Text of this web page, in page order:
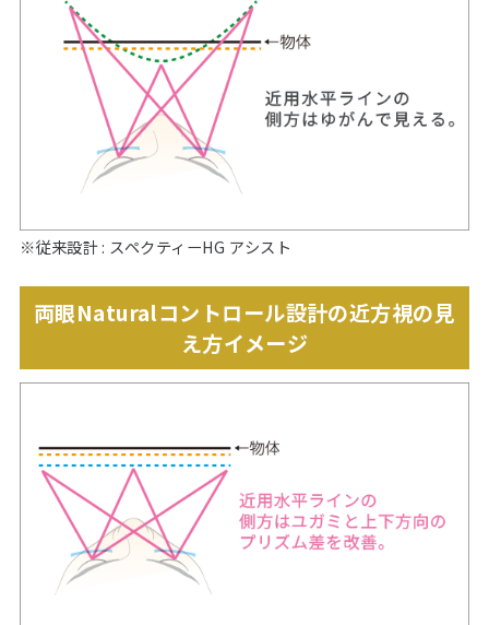
※従来設計 : スペクティーHG アシスト
両眼Naturalコントロール設計の近方視の見
え方イメージ